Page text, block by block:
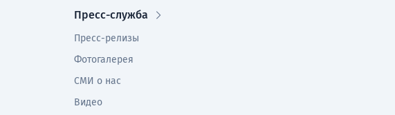
Пресс-служба
Пресс-релизы
Фотогалерея
СМИ о нас
Видео